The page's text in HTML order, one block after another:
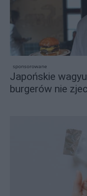
sponsorowane
Japońskie
burgerów nie